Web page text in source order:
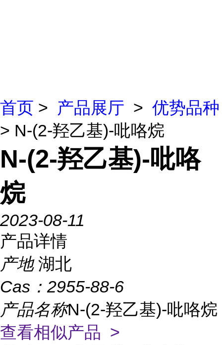
首页 > 产品展厅 > 优势品种
> N-(2-羟乙基)-吡咯烷
N-(2-羟乙基)-吡咯
烷
2023-08-11
产品详情
产地 湖北
Cas： 2955-88-6
产品名称N-(2-羟乙基)-吡咯烷
查看相似产品 >